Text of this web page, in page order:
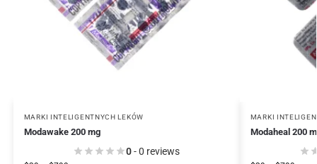
MARKI INTELIGENTNYCH LEKÓW
Modawake 200 mg
0- 0 reviews
MARKI
Modaheal 200